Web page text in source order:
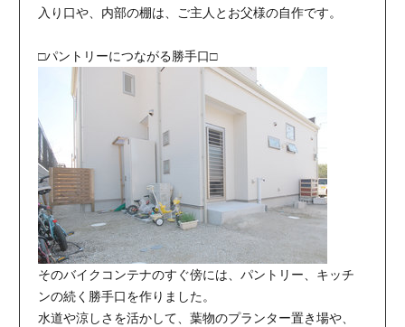
入り口や、内部の棚は、ご主人とお父様の自作です。
□パントリーにつながる勝手口□
そのバイクコンテナのすぐ傍には、パントリー、キッチ
ンの続く勝手口を作りました。
水道や涼しさを活かして、葉物のプランター置き場や、